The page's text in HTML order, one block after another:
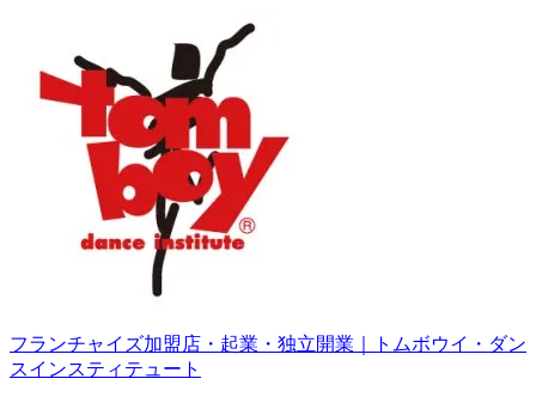
フランチャイズ加盟店・起業・独立開業｜トムボウイ・ダン
スインスティテュート